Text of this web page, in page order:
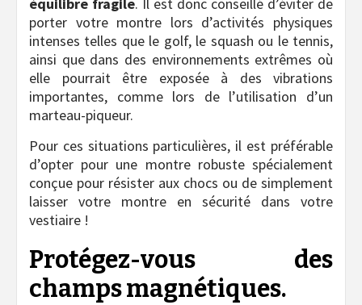
équilibre fragile. Il est donc conseillé d’éviter de
porter votre montre lors d’activités physiques
intenses telles que le golf, le squash ou le tennis,
ainsi que dans des environnements extrêmes où
elle pourrait être exposée à des vibrations
importantes, comme lors de l’utilisation d’un
marteau-piqueur.
Pour ces situations particulières, il est préférable
d’opter pour une montre robuste spécialement
conçue pour résister aux chocs ou de simplement
laisser votre montre en sécurité dans votre
vestiaire !
Protégez-vous des
champs magnétiques.